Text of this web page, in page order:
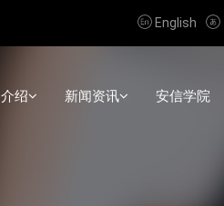
 English 
绍 新闻资讯 安信学院